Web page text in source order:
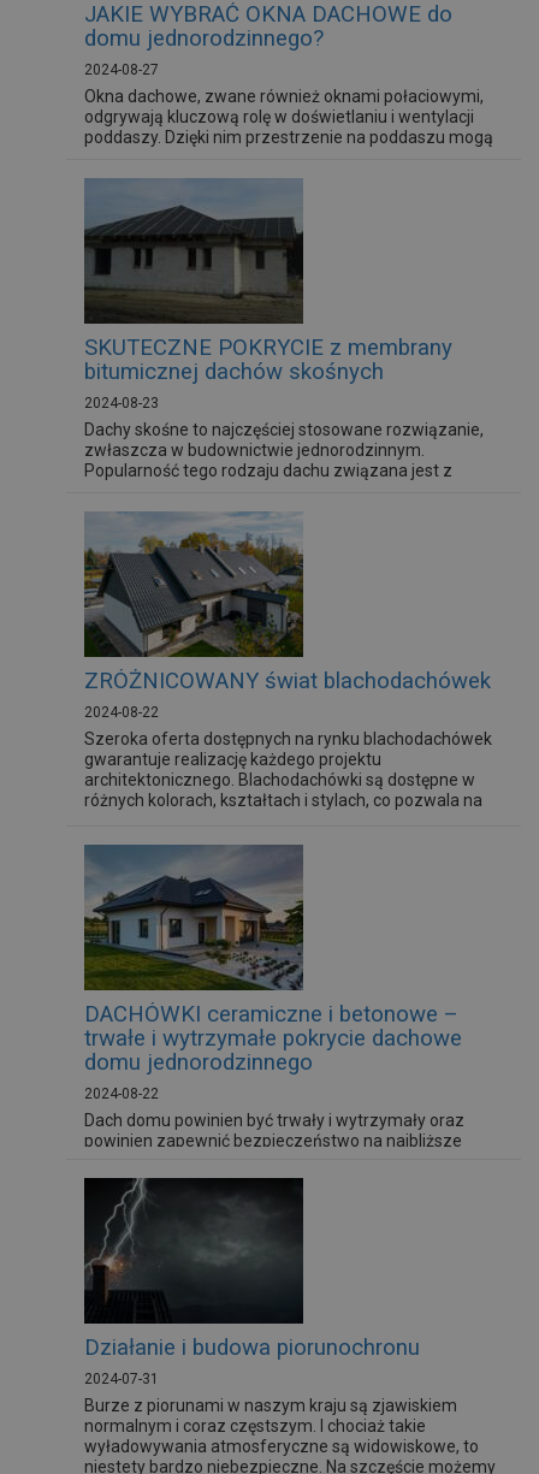
JAKIE WYBRAĆ OKNA DACHOWE do
domu jednorodzinnego?
2024-08-27
Okna dachowe, zwane również oknami połaciowymi,
odgrywają kluczową rolę w doświetlaniu i wentylacji
poddaszy. Dzięki nim przestrzenie na poddaszu mogą
zamieszkania.
SKUTECZNE POKRYCIE z membrany
bitumicznej dachów skośnych
2024-08-23
Dachy skośne to najczęściej stosowane rozwiązanie,
zwłaszcza w budownictwie jednorodzinnym.
Popularność tego rodzaju dachu związana jest z
powierzchni. Poza walorami estetycznymi, takie dachy
umożliwiają ciekawe modelowanie pomieszczeń
poddaszy użytkowych, tworząc przestrzenie ze
skosami, wykuszami czy też...
ZRÓŻNICOWANY świat blachodachówek
2024-08-22
Szeroka oferta dostępnych na rynku blachodachówek
gwarantuje realizację każdego projektu
architektonicznego. Blachodachówki są dostępne w
różnych kolorach, kształtach i stylach, co pozwala na
tradycyjnych domów jednorodzinnych, przez
nowoczesne apartamentowce, aż po obiekty
użyteczności publicznej. Warto przyjrzeć się...
DACHÓWKI ceramiczne i betonowe –
trwałe i wytrzymałe pokrycie dachowe
domu jednorodzinnego
2024-08-22
Dach domu powinien być trwały i wytrzymały oraz
powinien zapewnić bezpieczeństwo na najbliższe
zwrócić na wybór produktów, używanych do tworzenia
konstrukcji dachu. Muszą mieć one jak najdłuższą
żywotność i charakteryzować się najwyższą jakością.
Warto sięgnąć więc po dachówki ceramiczne i
betonowe od sprawdzonych...
Działanie i budowa piorunochronu
2024-07-31
Burze z piorunami w naszym kraju są zjawiskiem
normalnym i coraz częstszym. I chociaż takie
wyładowywania atmosferyczne są widowiskowe, to
niestety bardzo niebezpieczne. Na szczęście możemy